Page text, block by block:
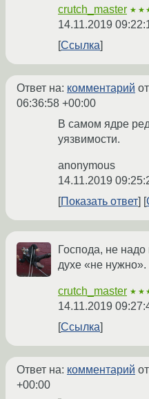
crutch_master
14.11.2019
Ссылка
Ответ на: комментарий
06:36:58 +00:00
В самом ядре
уязвимости.
anonymous
14.11.2019
Показать ответ
Господа, не
духе «не
crutch_master
14.11.2019
Ссылка
Ответ на: комментарий
+00:00